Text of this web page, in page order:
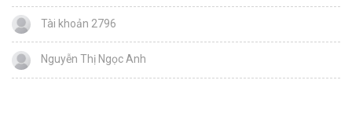
Tài khoản 2796
Nguyễn Thị Ngọc Anh